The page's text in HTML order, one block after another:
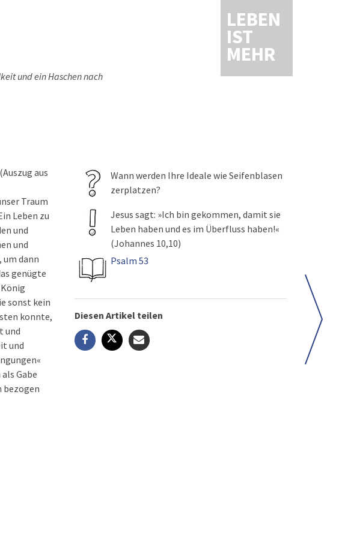
LEBEN
IST
MEHR
und ein Haschen nach
aus
Traum
Leben zu
und
und
um dann
genügte
sonst kein
konnte,
und
und
Gabe
bezogen
Wann werden Ihre Ideale wie Seifenblasen
zerplatzen?
Jesus sagt: »Ich bin gekommen, damit sie
Leben haben und es im Überfluss haben!«
(Johannes 10,10)
Psalm 53
Diesen Artikel teilen